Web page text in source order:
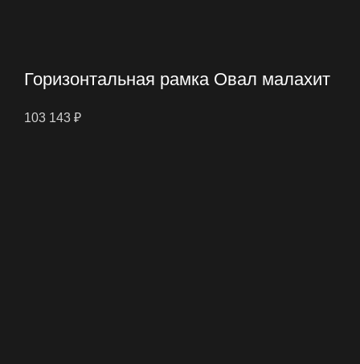
Горизонтальная рамка Овал малахит
103 143 ₽